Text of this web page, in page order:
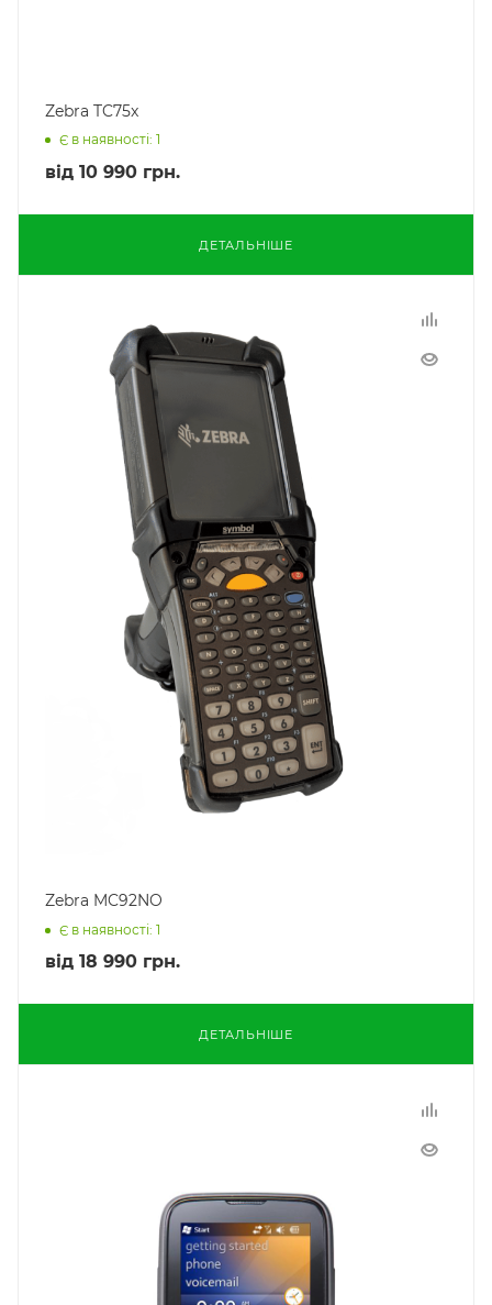
Zebra TC75x
Є в наявності: 1
від 10 990 грн.
ДЕТАЛЬНІШЕ
Zebra MC92NO
Є в наявності: 1
від 18 990 грн.
ДЕТАЛЬНІШЕ